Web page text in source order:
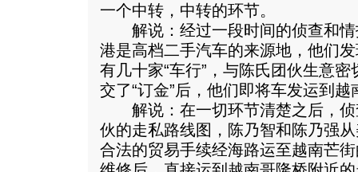
一个中转，中转的环节。
解说：经过一段时间的侦查和情
港是高档二手汽车的来源地，他们
有几十家“车行”，与陈氏团伙生意密
交了“订金”后，他们即将车发运到越
解说：在一切环节清楚之后，侦
伙的走私路线图，陈乃智和陈乃强
合法的贸易手续经海路运至越南芒